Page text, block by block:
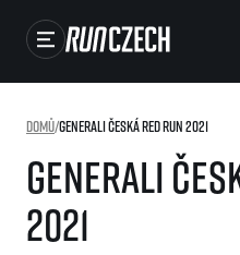
Foto & Video
RunCzech Store
Generali
2021
Domů/Generali Česká Red Run 2021